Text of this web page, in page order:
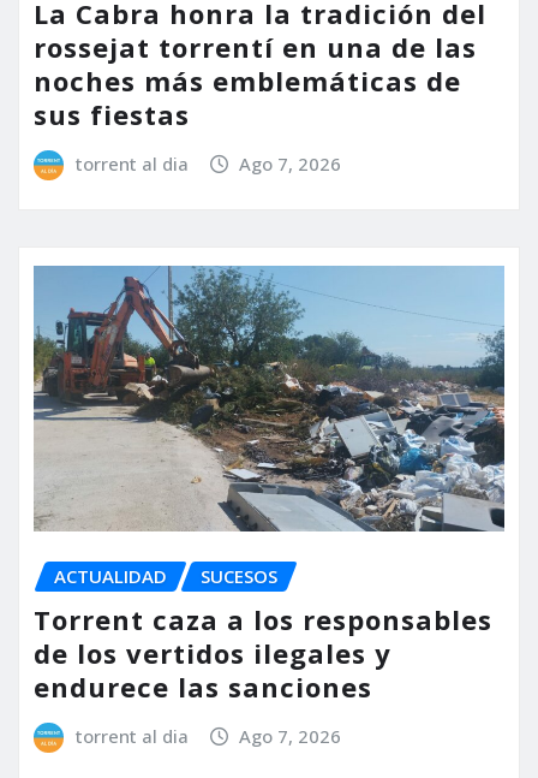
La Cabra honra la tradición del
rossejat torrentí en una de las
noches más emblemáticas de
sus fiestas
torrent al dia Ago 7, 2026
ACTUALIDAD SUCESOS
Torrent caza a los responsables
de los vertidos ilegales y
endurece las sanciones
torrent al dia Ago 7, 2026